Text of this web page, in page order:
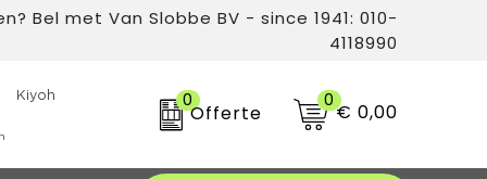
Bel met Van Slobbe BV - since 1941: 010-
4118990
0
Offerte
0€ 0,00